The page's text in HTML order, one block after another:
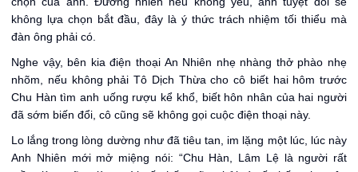
không lựa chọn bắt đầu, đây là ý thức trách nhiệm tối thiểu mà
đàn ông phải có.
Nghe vậy, bên kia điện thoại An Nhiên nhẹ nhàng thở phào nhẹ
nhõm, nếu không phải Tô Dịch Thừa cho cô biết hai hôm trước
Chu Hàn tìm anh uống rượu kể khổ, biết hôn nhân của hai người
đã sớm biến đổi, cô cũng sẽ không gọi cuộc điện thoại này.
Lo lắng trong lòng dường như đã tiêu tan, im lặng một lúc, lúc này
Anh Nhiên mới mở miệng nói: “Chu Hàn, Lâm Lệ là người rất